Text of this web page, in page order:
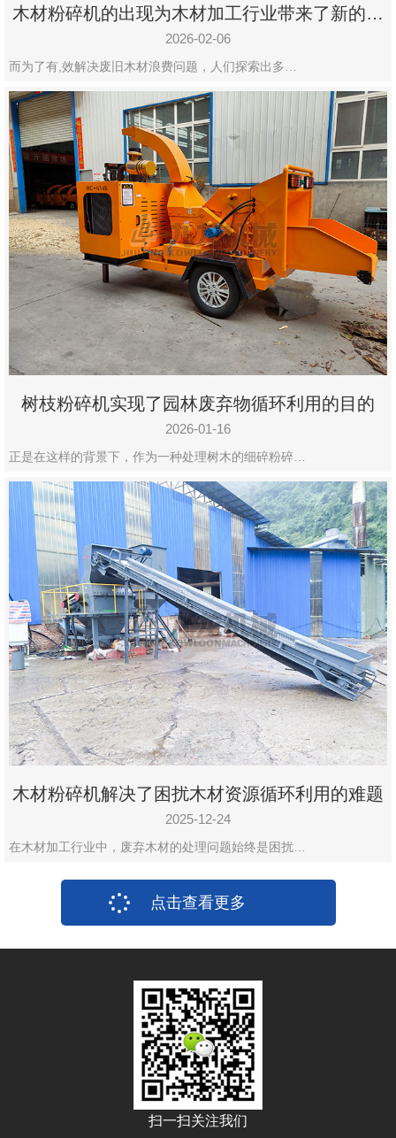
木材粉碎机的出现为木材加工行业带来了新的变
化
2026-02-06
而为了有,效解决废旧木材浪费问题，人们探索出多…
树枝粉碎机实现了园林废弃物循环利用的目的
2026-01-16
正是在这样的背景下，作为一种处理树木的细碎粉碎…
木材粉碎机解决了困扰木材资源循环利用的难题
2025-12-24
在木材加工行业中，废弃木材的处理问题始终是困扰…
点击查看更多
扫一扫关注我们